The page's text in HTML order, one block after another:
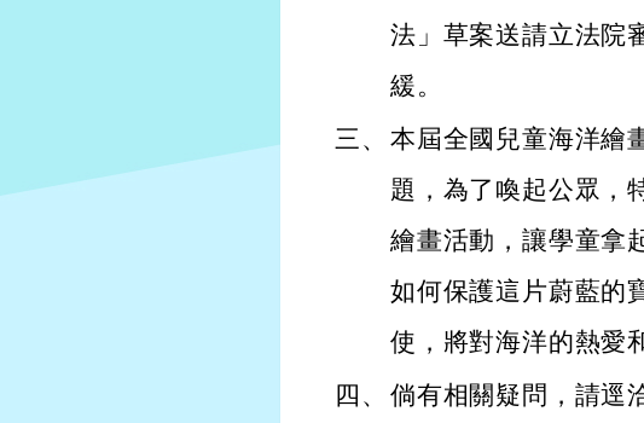
法」草案送請立法院
緩。
三、 本屆全國兒童海洋繪
題，為了喚起公眾，
繪畫活動，讓學童拿
如何保護這片蔚藍的
使，將對海洋的熱愛
四、 倘有相關疑問，請逕